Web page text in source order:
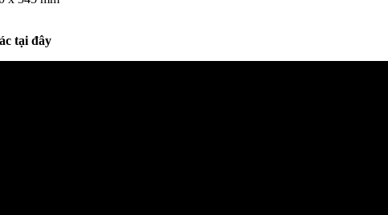
tại đây